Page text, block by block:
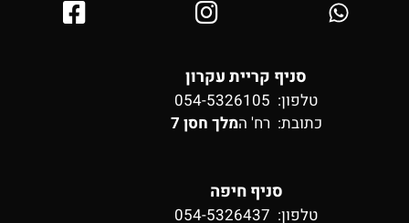
סניף קריית עקרון
טלפון: 054-5326105
כתובת: רח' המלך חסן 7
סניף חיפה
טלפון: 054-5326437